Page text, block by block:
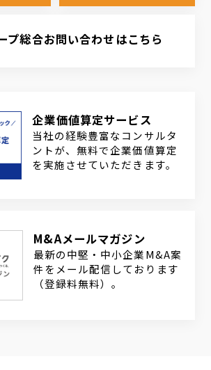
プ総合お問い合わせはこちら
企業価値算定サービス
当社の経験豊富なコンサルタ
ントが、無料で企業価値算定
を実施させていただきます。
M&Aメールマガジン
最新の中堅・中小企業M&A案
件をメール配信しております
（登録料無料）。